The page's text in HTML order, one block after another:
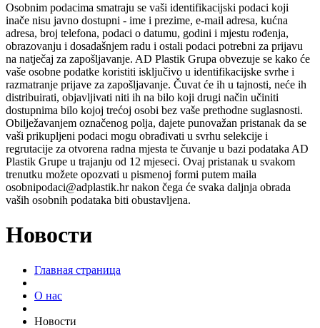
Osobnim podacima smatraju se vaši identifikacijski podaci koji
inače nisu javno dostupni - ime i prezime, e-mail adresa, kućna
adresa, broj telefona, podaci o datumu, godini i mjestu rođenja,
obrazovanju i dosadašnjem radu i ostali podaci potrebni za prijavu
na natječaj za zapošljavanje. AD Plastik Grupa obvezuje se kako će
vaše osobne podatke koristiti isključivo u identifikacijske svrhe i
razmatranje prijave za zapošljavanje. Čuvat će ih u tajnosti, neće ih
distribuirati, objavljivati niti ih na bilo koji drugi način učiniti
dostupnima bilo kojoj trećoj osobi bez vaše prethodne suglasnosti.
Obilježavanjem označenog polja, dajete punovažan pristanak da se
vaši prikupljeni podaci mogu obrađivati u svrhu selekcije i
regrutacije za otvorena radna mjesta te čuvanje u bazi podataka AD
Plastik Grupe u trajanju od 12 mjeseci. Ovaj pristanak u svakom
trenutku možete opozvati u pismenoj formi putem maila
osobnipodaci@adplastik.hr nakon čega će svaka daljnja obrada
vaših osobnih podataka biti obustavljena.
Новости
Главная страница
О нас
Новости